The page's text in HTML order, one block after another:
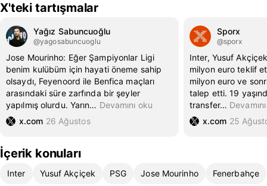
X'teki tartışmalar
Yağız Sabuncuoğlu
@yagosabuncuoglu
Jose Mourinho: Eğer Şampiyonlar Ligi
benim kulübüm için hayati öneme sahip
olsaydı, Feyenoord ile Benfica maçları
arasındaki süre zarfında bir şeyler
yapılmış olurdu. Yarın… Devamını oku
x.com 26 Ağustos
Sporx
@sporx
Inter, Yusuf
milyon euro teklif
milyon euro ve
talep etti. 19
transfer…
x.com 25
İçerik konuları
Inter Yusuf Akçiçek PSG Jose Mourinho Fenerbahçe